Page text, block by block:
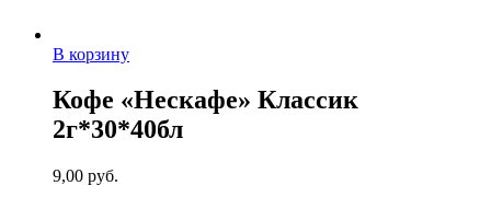
В корзину
Кофе «Нескафе» Классик
2г*30*40бл
9,00 руб.